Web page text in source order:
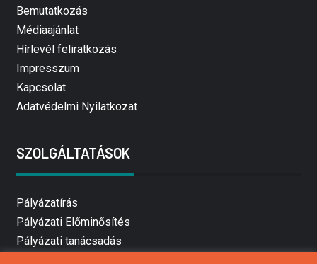
Bemutatkozás
Médiaajánlat
Hírlevél feliratkozás
Impresszum
Kapcsolat
Adatvédelmi Nyilatkozat
SZOLGÁLTATÁSOK
Pályázatírás
Pályázati Előminősítés
Pályázati tanácsadás